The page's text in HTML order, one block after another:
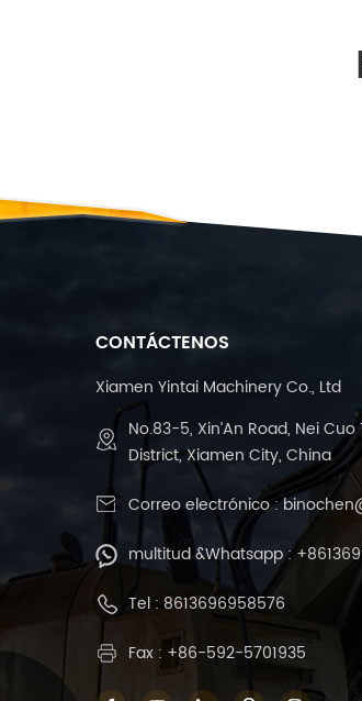
CONTÁCTENOS
Xiamen Yintai Machinery Co., Ltd
No.83-5, Xin’An Road, Nei Cuo
District, Xiamen City, China
Correo electrónico :
multitud &Whatsapp :
Tel :8613696958576
Fax : +86-592-5701935